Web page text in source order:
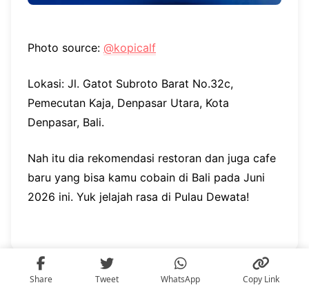
Photo source: @kopicalf
Lokasi: Jl. Gatot Subroto Barat No.32c,
Pemecutan Kaja, Denpasar Utara, Kota
Denpasar, Bali.
Nah itu dia rekomendasi restoran dan juga cafe
baru yang bisa kamu cobain di Bali pada Juni
2026 ini. Yuk jelajah rasa di Pulau Dewata!
Share Tweet WhatsApp Copy Link